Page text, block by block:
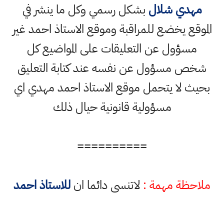
مهدي شلال بشكل رسمي وكل ما ينشر في
الموقع يخضع للمراقبة وموقع الاستاذ احمد غير
مسؤول عن التعليقات على المواضيع كل
شخص مسؤول عن نفسه عند كتابة التعليق
بحيث لا يتحمل موقع الاستاذ احمد مهدي اي
مسؤولية قانونية حيال ذلك
==========
ملاحظة مهمة : لاتنسى دائما انللاستاذ احمد